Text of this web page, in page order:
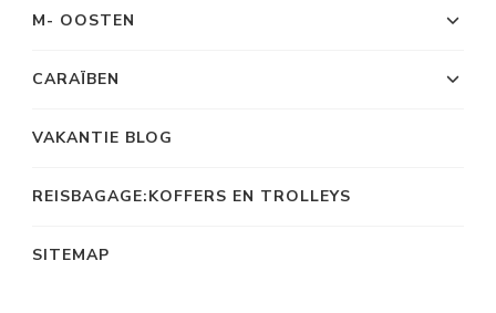
M- OOSTEN
CARAÏBEN
VAKANTIE BLOG
REISBAGAGE:KOFFERS EN TROLLEYS
SITEMAP